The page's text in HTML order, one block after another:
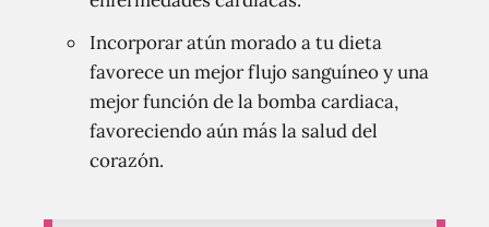
Incorporar atún morado a tu dieta
favorece un mejor flujo sanguíneo y una
mejor función de la bomba cardiaca,
favoreciendo aún más la salud del
corazón.